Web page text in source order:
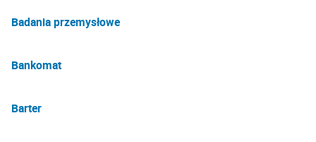
Badania przemysłowe
Bankomat
Barter